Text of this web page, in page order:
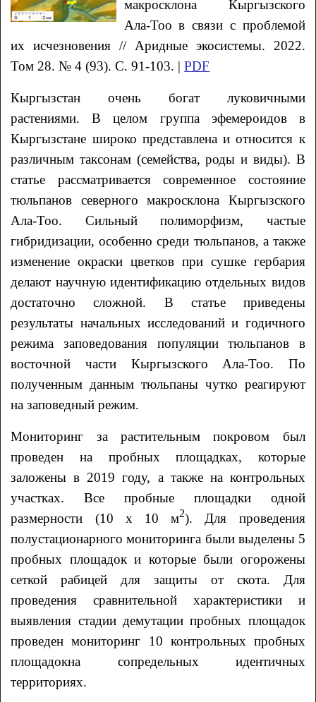
макросклона Кыргызского
Ала-Тоов связи с проблемой
их исчезновения// Аридные экосистемы. 2022.
Том 28. № 4 (93). С. 91-103. |PDF
Кыргызстан очень богат луковичными
растениями. В целом группа эфемероидов в
Кыргызстане широко представлена и относится к
различным таксонам (семейства, роды и виды). В
статье рассматривается современное состояние
тюльпанов северного макросклона Кыргызского
Ала-Тоо. Сильный полиморфизм, частые
гибридизации, особенно среди тюльпанов, а также
изменение окраски цветков при сушке гербария
делают научную идентификацию отдельных видов
достаточно сложной. В статье приведены
результаты начальных исследований и годичного
режима заповедования популяции тюльпанов в
восточной части Кыргызского Ала-Тоо. По
полученным данным тюльпаны чутко реагируют
на заповедный режим.
Мониторинг за растительным покровом был
проведен на пробных площадках, которые
заложены в 2019 году, а также на контрольных
участках. Все пробные площадки одной
размерности (10 х 10 м2). Для проведения
полустационарного мониторинга были выделены 5
пробных площадок и которые были огорожены
сеткой рабицей для защиты от скота. Для
проведения сравнительной характеристики и
выявления стадии демутации пробных площадок
проведен мониторинг 10 контрольных пробных
площадокна сопредельных идентичных
территориях.